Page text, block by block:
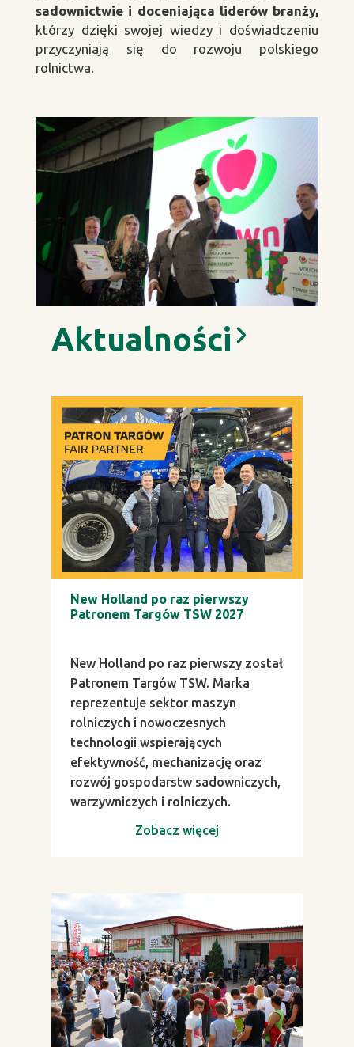
sadownictwie i doceniająca liderów branży,
którzy dzięki swojej wiedzy i doświadczeniu
przyczyniają się do rozwoju polskiego
rolnictwa.
Aktualności 
New Holland po raz pierwszy
Patronem Targów TSW 2027
New Holland po raz pierwszy został
Patronem Targów TSW. Marka
reprezentuje sektor maszyn
rolniczych i nowoczesnych
technologii wspierających
efektywność, mechanizację oraz
rozwój gospodarstw sadowniczych,
warzywniczych i rolniczych.
Zobacz więcej